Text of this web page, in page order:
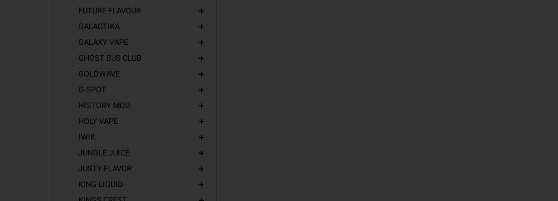
FUTURE FLAVOUR add
GALACTIKA add
GALAXY VAPE add
GHOST BUS CLUB add
GOLDWAVE add
G-SPOT add
HISTORY MOD add
HOLY VAPE add
IWIK add
JUNGLE JUICE add
JUSTY FLAVOR add
KING LIQUID add